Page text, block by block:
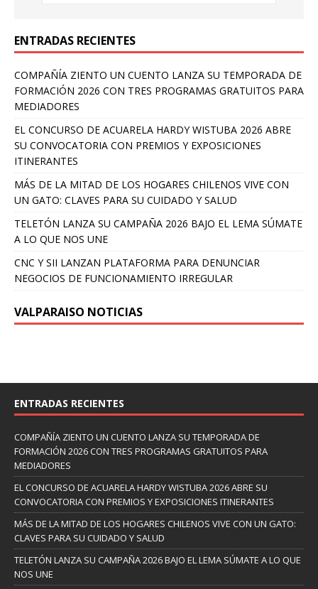
ENTRADAS RECIENTES
COMPAÑÍA ZIENTO UN CUENTO LANZA SU TEMPORADA DE
FORMACIÓN 2026 CON TRES PROGRAMAS GRATUITOS PARA
MEDIADORES
EL CONCURSO DE ACUARELA HARDY WISTUBA 2026 ABRE
SU CONVOCATORIA CON PREMIOS Y EXPOSICIONES
ITINERANTES
MÁS DE LA MITAD DE LOS HOGARES CHILENOS VIVE CON
UN GATO: CLAVES PARA SU CUIDADO Y SALUD
TELETÓN LANZA SU CAMPAÑA 2026 BAJO EL LEMA SÚMATE
A LO QUE NOS UNE
CNC Y SII LANZAN PLATAFORMA PARA DENUNCIAR
NEGOCIOS DE FUNCIONAMIENTO IRREGULAR
VALPARAISO NOTICIAS
ENTRADAS RECIENTES
COMPAÑÍA ZIENTO UN CUENTO LANZA SU TEMPORADA DE
FORMACIÓN 2026 CON TRES PROGRAMAS GRATUITOS PARA
MEDIADORES
EL CONCURSO DE ACUARELA HARDY WISTUBA 2026 ABRE SU
CONVOCATORIA CON PREMIOS Y EXPOSICIONES ITINERANTES
MÁS DE LA MITAD DE LOS HOGARES CHILENOS VIVE CON UN GATO:
CLAVES PARA SU CUIDADO Y SALUD
TELETÓN LANZA SU CAMPAÑA 2026 BAJO EL LEMA SÚMATE A LO QUE
NOS UNE